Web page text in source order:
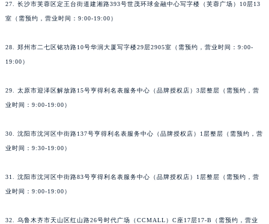
27. 长沙市芙蓉区定王台街道建湘路393号世茂环球金融中心写字楼（芙蓉广场）10层13
室（需预约，营业时间：9:00-19:00）
28. 郑州市二七区铭功路10号华润大厦写字楼29层2905室（需预约，营业时间：9:00-
19:00）
29. 太原市迎泽区解放路15号亨得利名表服务中心（品牌授权店）3层整层（需预约，营
业时间：9:00-19:00）
30. 沈阳市沈河区中街路137号亨得利名表服务中心（品牌授权店）1层整层（需预约，营
业时间：9:30-19:00）
31. 沈阳市沈河区中街路83号亨得利名表服务中心（品牌授权店）1层整层（需预约，营
业时间：9:00-19:00）
32. 乌鲁木齐市天山区红山路26号时代广场（CCMALL）C座17层17-B（需预约，营业